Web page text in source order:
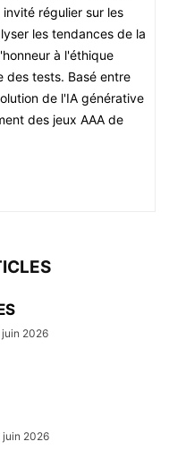
régulier sur les
les tendances de la
à l'éthique
des tests. Basé entre
de l'IA générative
des jeux AAA de
juin 2026
juin 2026